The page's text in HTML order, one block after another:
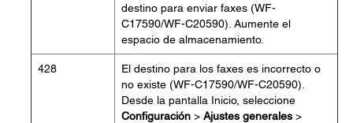
destino para enviar faxes (WF-
C17590/WF-C20590). Aumente el
espacio de almacenamiento.
428
El destino para los faxes es incorrecto o
no existe (WF-C17590/WF-C20590).
Desde la pantalla Inicio, seleccione
Configuración > Ajustes generales >